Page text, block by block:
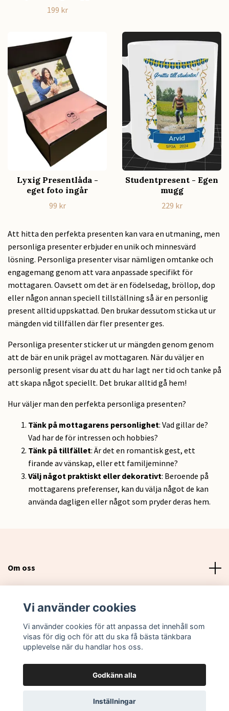
199 kr
Lyxig Presentlåda -
eget foto ingår
99 kr
Studentpresent - Egen
mugg
229 kr
Att hitta den perfekta presenten kan vara en utmaning, men
personliga presenter erbjuder en unik och minnesvärd
lösning. Personliga presenter visar nämligen omtanke och
engagemang genom att vara anpassade specifikt för
mottagaren. Oavsett om det är en födelsedag, bröllop, dop
eller någon annan speciell tillställning så är en personlig
present alltid uppskattad. Den brukar dessutom sticka ut ur
mängden vid tillfällen där fler presenter ges.
Personliga presenter sticker ut ur mängden genom genom
att de bär en unik prägel av mottagaren. När du väljer en
personlig present visar du att du har lagt ner tid och tanke på
att skapa något speciellt. Det brukar alltid gå hem!
Hur väljer man den perfekta personliga presenten?
Tänk på mottagarens personlighet: Vad gillar de?
Vad har de för intressen och hobbies?
Tänk på tillfället: Är det en romantisk gest, ett
firande av vänskap, eller ett familjeminne?
Välj något praktiskt eller dekorativt: Beroende på
mottagarens preferenser, kan du välja något de kan
använda dagligen eller något som pryder deras hem.
Om oss
Sociala medier
© 2026 Lovebox Sweden
Vi använder cookies
Vi använder cookies för att anpassa det innehåll som
visas för dig och för att du ska få bästa tänkbara
upplevelse när du handlar hos oss.
Godkänn alla
Inställningar